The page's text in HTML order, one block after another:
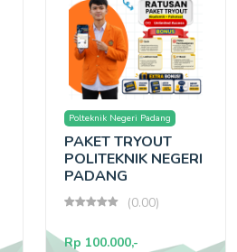
Polteknik Negeri Padang
PAKET TRYOUT
POLITEKNIK NEGERI
PADANG
(0.00)
Rp 100.000,-